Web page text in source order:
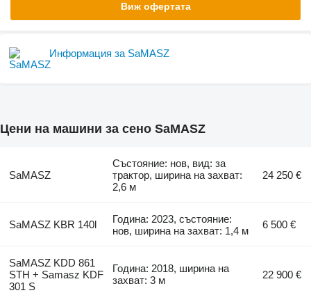
Виж офертата
Информация за SaMASZ
Цени на машини за сено SaMASZ
SaMASZ
Състояние: нов, вид: за
трактор, ширина на захват:
2,6 м
24 250 €
SaMASZ KBR 140l
Година: 2023, състояние:
нов, ширина на захват: 1,4 м
6 500 €
SaMASZ KDD 861
STH + Samasz KDF
301 S
Година: 2018, ширина на
захват: 3 м
22 900 €